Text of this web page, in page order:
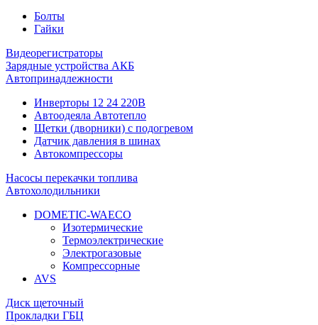
Болты
Гайки
Видеорегистраторы
Зарядные устройства АКБ
Автопринадлежности
Инверторы 12 24 220В
Автоодеяла Автотепло
Щетки (дворники) с подогревом
Датчик давления в шинах
Автокомпрессоры
Насосы перекачки топлива
Автохолодильники
DOMETIC-WAECO
Изотермические
Термоэлектрические
Электрогазовые
Компрессорные
AVS
Диск щеточный
Прокладки ГБЦ